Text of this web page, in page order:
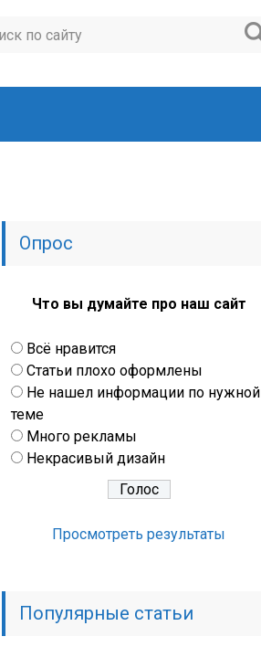
Опрос
Что вы думайте про наш сайт
Всё нравится
Статьи плохо оформлены
Не нашел информации по нужной
теме
Много рекламы
Некрасивый дизайн
Просмотреть результаты
Популярные статьи